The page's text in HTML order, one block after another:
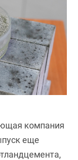
компания
еще